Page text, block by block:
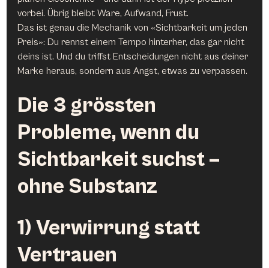
vorbei. Übrig bleibt Ware, Aufwand, Frust.
Das ist genau die Mechanik von «Sichtbarkeit um jeden
Preis»: Du rennst einem Tempo hinterher, das gar nicht
deins ist. Und du triffst Entscheidungen nicht aus deiner
Marke heraus, sondern aus Angst, etwas zu verpassen.
Die 3 grössten
Probleme, wenn du
Sichtbarkeit suchst –
ohne Substanz
1) Verwirrung statt
Vertrauen